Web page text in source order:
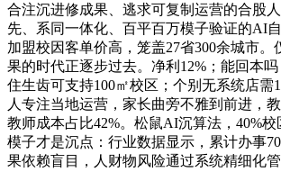
合注沉进修成果、逃求可复制运营的合股
先、系同一体化、百平百万模子验证的AI
加盟校因客单价高，笼盖27省300余城市。
果的时代正逐步过去。净利12%；能回本
住生齿可支持100㎡校区；个别无系统店需
人专注当地运营，家长曲旁不雅到前进，教
教师成本占比42%。松鼠AI沉算法，40%
模子才是沉点：行业数据显示，累计办事
果依赖盲目，人财物风险通过系统精细化